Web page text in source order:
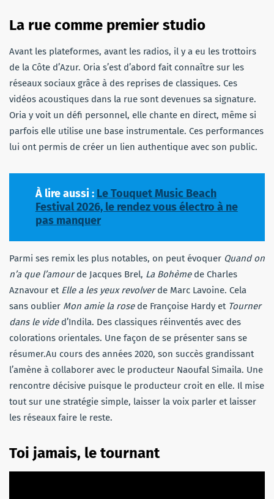
La rue comme premier studio
Avant les plateformes, avant les radios, il y a eu les trottoirs
de la Côte d’Azur. Oria s’est d’abord fait connaître sur les
réseaux sociaux grâce à des reprises de classiques. Ces
vidéos acoustiques dans la rue sont devenues sa signature.
Oria y voit un défi personnel, elle chante en direct, même si
parfois elle utilise une base instrumentale. Ces performances
lui ont permis de créer un lien authentique avec son public.
À lire aussi : Le Touquet Music Beach
Festival 2026, le rendez vous électro à ne
pas manquer
Parmi ses remix les plus notables, on peut évoquer Quand on
n’a que l’amourde Jacques Brel, La Bohèmede Charles
Aznavour et Elle a les yeux revolverde Marc Lavoine. Cela
sans oublier Mon amie la rosede Françoise Hardy et Tourner
dans le vided’Indila. Des classiques réinventés avec des
colorations orientales. Une façon de se présenter sans se
résumer.Au cours des années 2020, son succès grandissant
l’amène à collaborer avec le producteur Naoufal Simaila. Une
rencontre décisive puisque le producteur croit en elle. Il mise
tout sur une stratégie simple, laisser la voix parler et laisser
les réseaux faire le reste.
Toi jamais, le tournant